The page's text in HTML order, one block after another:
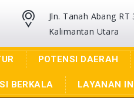
Jln. Tanah Abang
Kalimantan Utara
POTENSI DAERAH
BERKALA LAYANAN